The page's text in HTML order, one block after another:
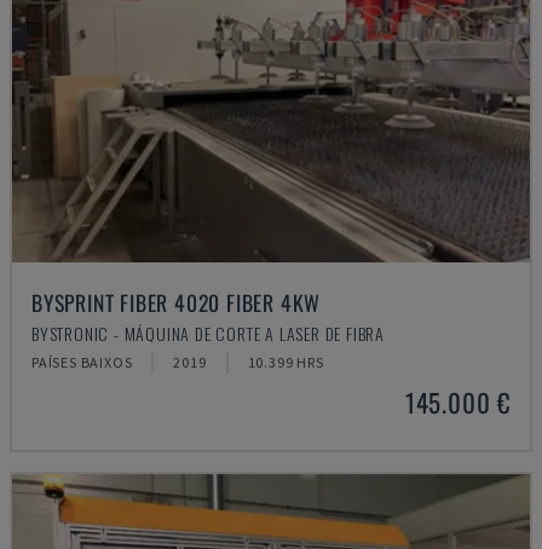
BYSPRINT FIBER 4020 FIBER 4KW
BYSTRONIC - MÁQUINA DE CORTE A LASER DE FIBRA
PAÍSES BAIXOS 2019 10.399 HRS
145.000 €